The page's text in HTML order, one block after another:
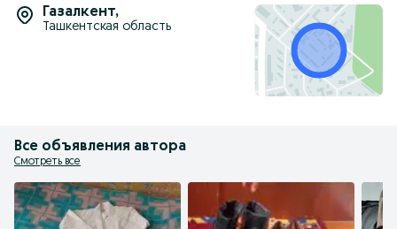
Газалкент,
Ташкентская область
Все объявления автора
Смотреть все